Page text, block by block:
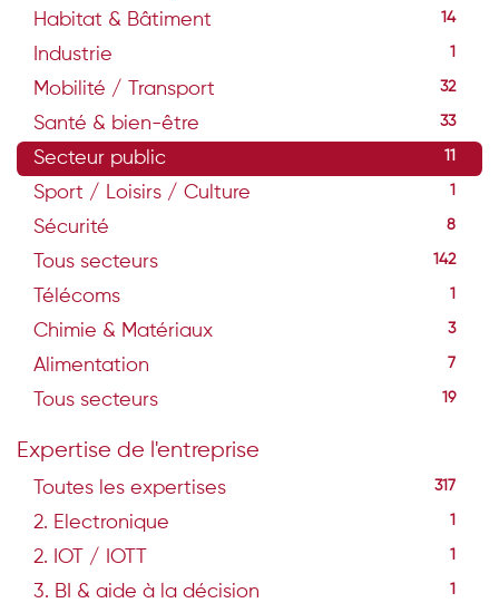
Habitat & Bâtiment 14
Industrie 1
Mobilité / Transport 32
Santé & bien-être 33
Secteur public 11
Sport / Loisirs / Culture 1
Sécurité 8
Tous secteurs 142
Télécoms 1
Chimie & Matériaux 3
Alimentation 7
Tous secteurs 19
Expertise de l'entreprise
Toutes les expertises 317
2. Electronique 1
2. IOT / IOTT 1
3. BI & aide à la décision 1